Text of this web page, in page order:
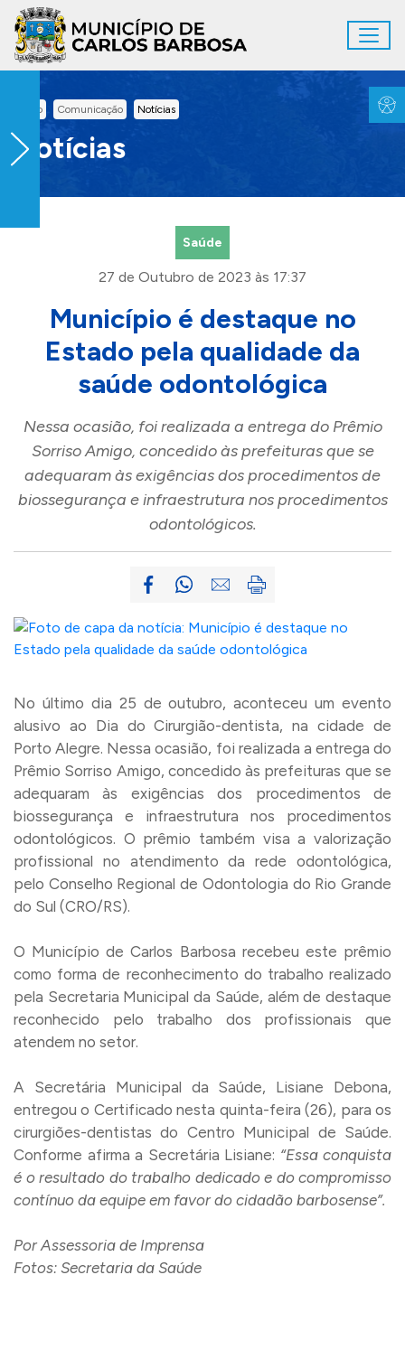
Ir para conteúdo principal
Inicio Comunicação Notícias
Notícias
Saúde
27 de Outubro de 2023 às 17:37
Município é destaque no
Estado pela qualidade da
saúde odontológica
Nessa ocasião, foi realizada a entrega do Prêmio
Sorriso Amigo, concedido às prefeituras que se
adequaram às exigências dos procedimentos de
biossegurança e infraestrutura nos procedimentos
odontológicos.
No último dia 25 de outubro, aconteceu um evento
alusivo ao Dia do Cirurgião-dentista, na cidade de
Porto Alegre. Nessa ocasião, foi realizada a entrega do
Prêmio Sorriso Amigo, concedido às prefeituras que se
adequaram às exigências dos procedimentos de
biossegurança e infraestrutura nos procedimentos
odontológicos. O prêmio também visa a valorização
profissional no atendimento da rede odontológica,
pelo Conselho Regional de Odontologia do Rio Grande
do Sul (CRO/RS).
O Município de Carlos Barbosa recebeu este prêmio
como forma de reconhecimento do trabalho realizado
pela Secretaria Municipal da Saúde, além de destaque
reconhecido pelo trabalho dos profissionais que
atendem no setor.
A Secretária Municipal da Saúde, Lisiane Debona,
entregou o Certificado nesta quinta-feira (26), para os
cirurgiões-dentistas do Centro Municipal de Saúde.
Conforme afirma a Secretária Lisiane: “Essa conquista
é o resultado do trabalho dedicado e do compromisso
contínuo da equipe em favor do cidadão barbosense”.
Por Assessoria de Imprensa
Fotos: Secretaria da Saúde